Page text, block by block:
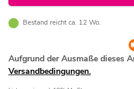
Bestand reicht ca. 12 Wo.
Aufgrund der Ausmaße dieses
Versandbedingungen.